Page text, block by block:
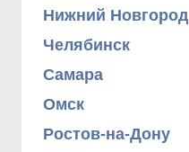
Нижний Новгород
Челябинск
Самара
Омск
Ростов-на-Дону